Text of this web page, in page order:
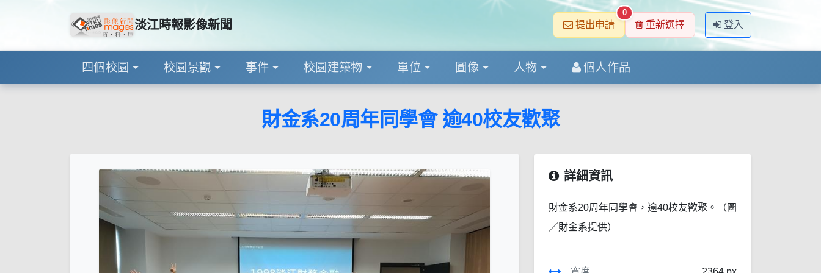
淡江時報影像新聞 提出申請
0
重新選擇 登入
四個校園 校園景觀 事件 校園建築物 單位 圖像 人物 個人作品
財金系20周年同學會 逾40校友歡聚
詳細資訊
財金系20周年同學會，逾40校友歡聚。（圖
／財金系提供）